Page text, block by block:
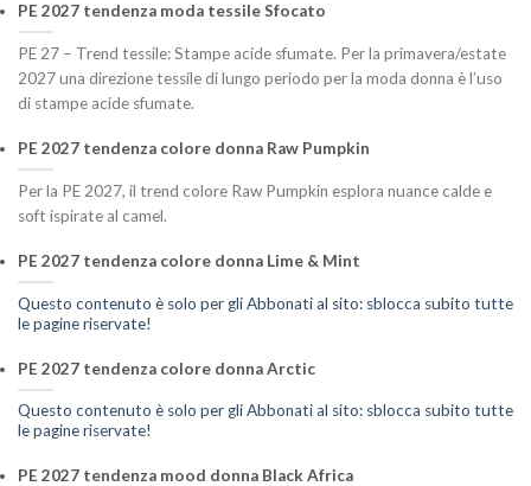
PE 2027 tendenza moda tessile Sfocato
PE 27 – Trend tessile: Stampe acide sfumate. Per la primavera/estate
2027 una direzione tessile di lungo periodo per la moda donna è l’uso
di stampe acide sfumate.
PE 2027 tendenza colore donna Raw Pumpkin
Per la PE 2027, il trend colore Raw Pumpkin esplora nuance calde e
soft ispirate al camel.
PE 2027 tendenza colore donna Lime & Mint
Questo contenuto è solo per gli Abbonati al sito: sblocca subito tutte
le pagine riservate!
PE 2027 tendenza colore donna Arctic
Questo contenuto è solo per gli Abbonati al sito: sblocca subito tutte
le pagine riservate!
PE 2027 tendenza mood donna Black Africa